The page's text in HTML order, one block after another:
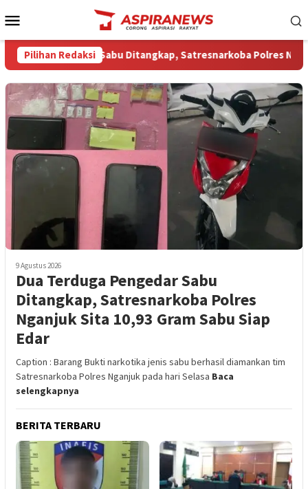
ke
Mobile
Pilihan Redaksi
Pengedar Sabu Ditangkap, Satresnarkoba Polres Nganjuk
9 Agustus 2026
Dua Terduga Pengedar Sabu
Ditangkap, Satresnarkoba Polres
Nganjuk Sita 10,93 Gram Sabu Siap
Edar
Caption : Barang Bukti narkotika jenis sabu berhasil diamankan tim
Satresnarkoba Polres Nganjuk pada hari Selasa Baca
selengkapnya
BERITA TERBARU